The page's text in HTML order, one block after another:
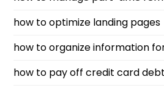
how to optimize landing pages
how to organize information
how to pay off credit card debt